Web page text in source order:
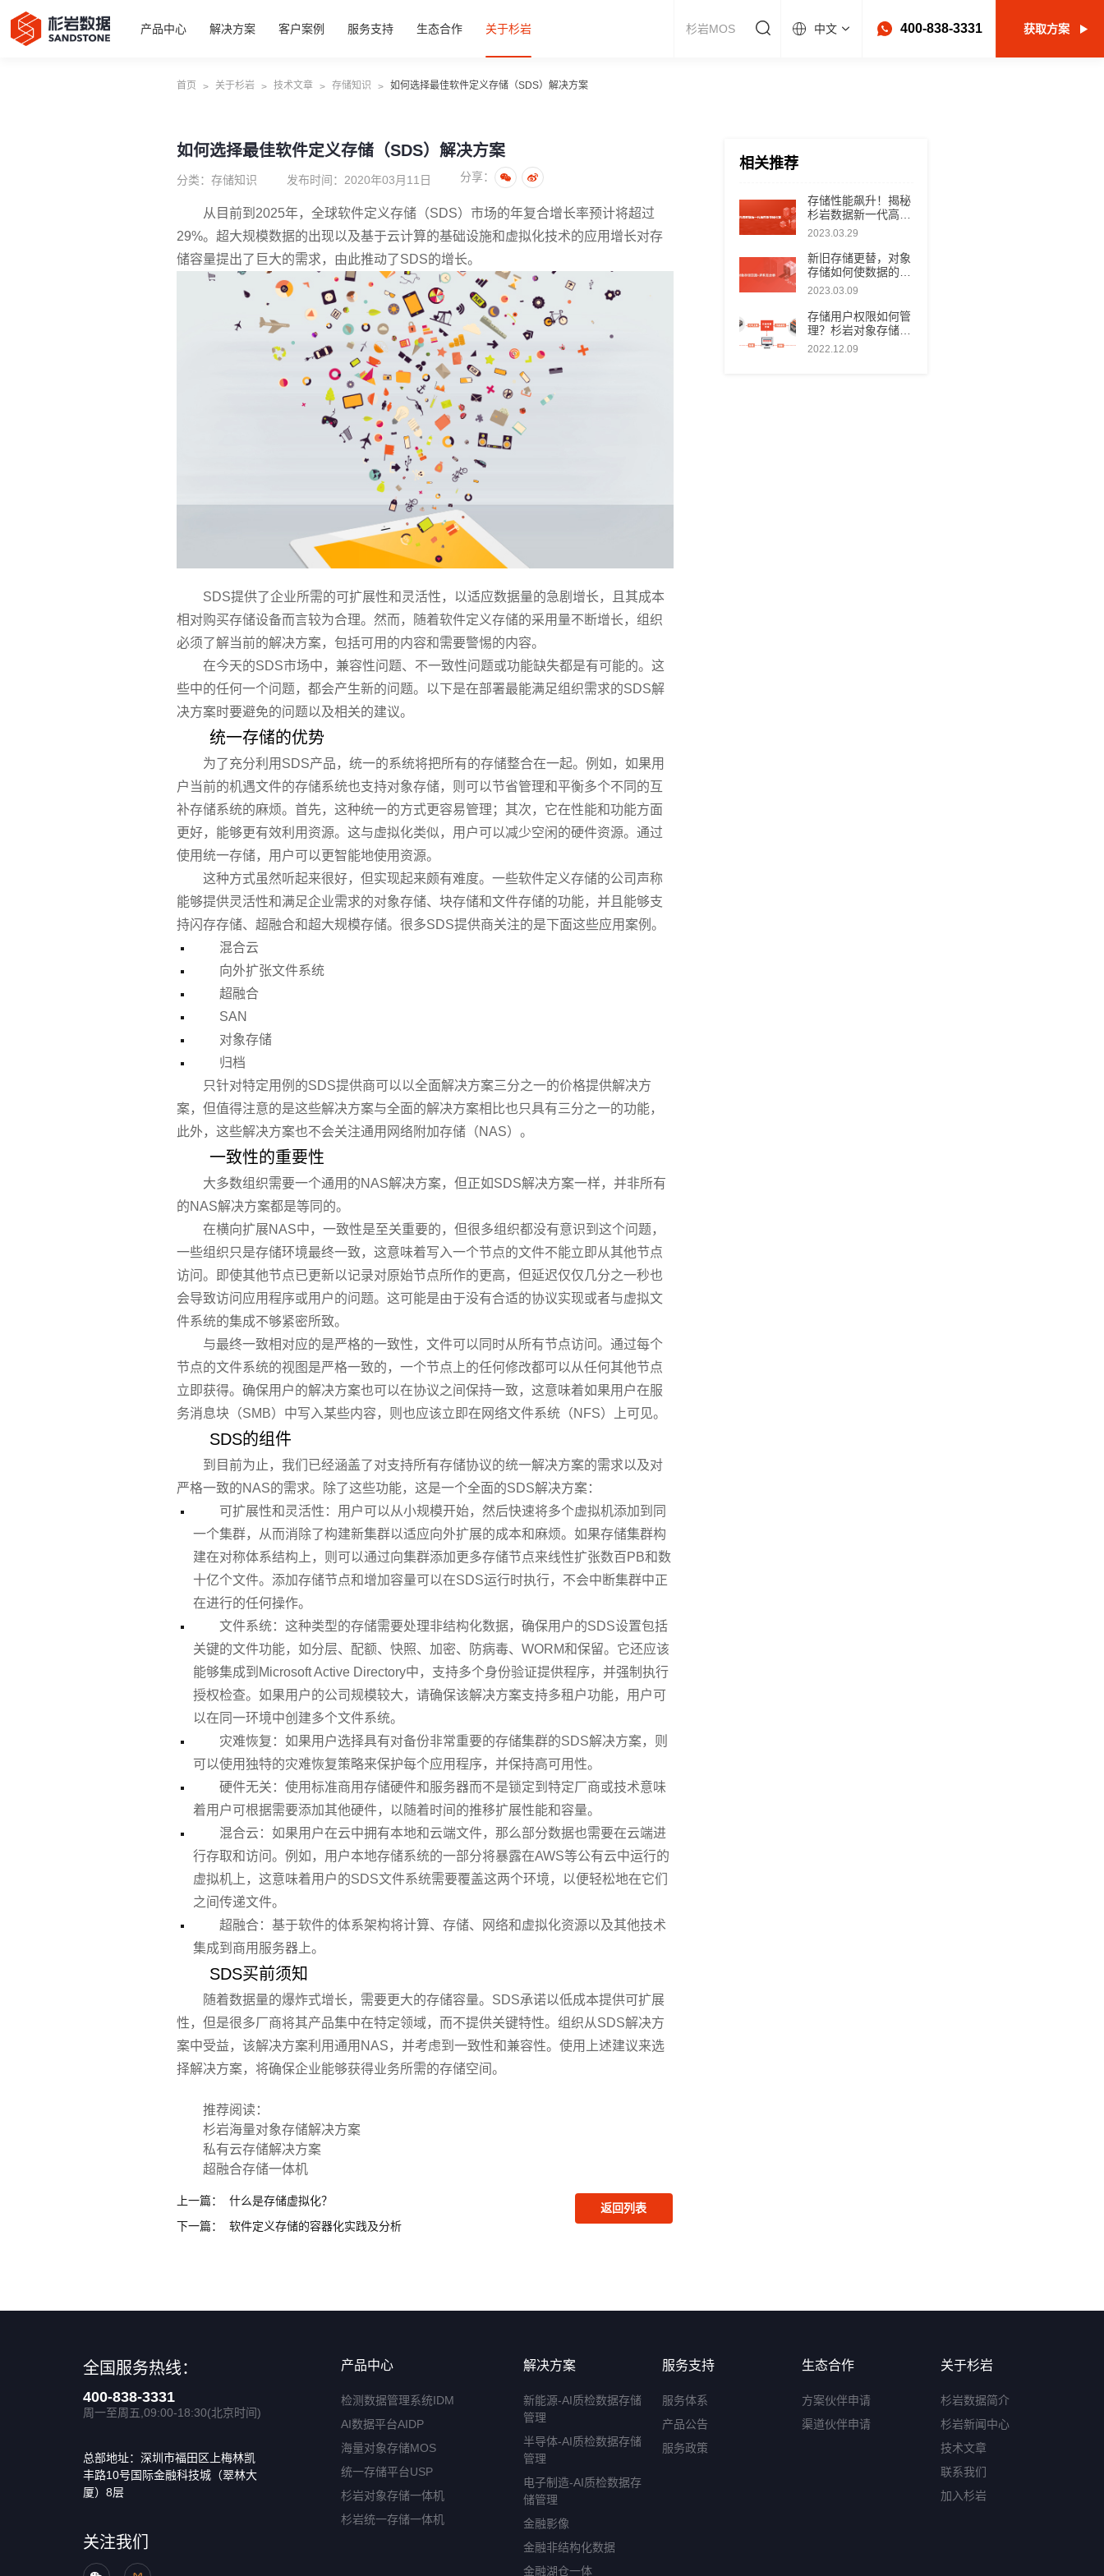
产品中心 解决方案 客户案例 服务支持 生态合作 关于杉岩 中文 400-838-3331 获取方案
首页 > 关于杉岩 > 技术文章 > 存储知识 > 如何选择最佳软件定义存储（SDS）解决方案
如何选择最佳软件定义存储（SDS）解决方案
分类：存储知识 发布时间：2020年03月11日 分享：
从目前到2025年，全球软件定义存储（SDS）市场的年复合增长率预计将超过
29%。超大规模数据的出现以及基于云计算的基础设施和虚拟化技术的应用增长对存
储容量提出了巨大的需求，由此推动了SDS的增长。
SDS提供了企业所需的可扩展性和灵活性，以适应数据量的急剧增长，且其成本
相对购买存储设备而言较为合理。然而，随着软件定义存储的采用量不断增长，组织
必须了解当前的解决方案，包括可用的内容和需要警惕的内容。
在今天的SDS市场中，兼容性问题、不一致性问题或功能缺失都是有可能的。这
些中的任何一个问题，都会产生新的问题。以下是在部署最能满足组织需求的SDS解
决方案时要避免的问题以及相关的建议。
统一存储的优势
为了充分利用SDS产品，统一的系统将把所有的存储整合在一起。例如，如果用
户当前的机遇文件的存储系统也支持对象存储，则可以节省管理和平衡多个不同的互
补存储系统的麻烦。首先，这种统一的方式更容易管理；其次，它在性能和功能方面
更好，能够更有效利用资源。这与虚拟化类似，用户可以减少空闲的硬件资源。通过
使用统一存储，用户可以更智能地使用资源。
这种方式虽然听起来很好，但实现起来颇有难度。一些软件定义存储的公司声称
能够提供灵活性和满足企业需求的对象存储、块存储和文件存储的功能，并且能够支
持闪存存储、超融合和超大规模存储。很多SDS提供商关注的是下面这些应用案例。
混合云
向外扩张文件系统
超融合
SAN
对象存储
归档
只针对特定用例的SDS提供商可以以全面解决方案三分之一的价格提供解决方
案，但值得注意的是这些解决方案与全面的解决方案相比也只具有三分之一的功能，
此外，这些解决方案也不会关注通用网络附加存储（NAS）。
一致性的重要性
大多数组织需要一个通用的NAS解决方案，但正如SDS解决方案一样，并非所有
的NAS解决方案都是等同的。
在横向扩展NAS中，一致性是至关重要的，但很多组织都没有意识到这个问题，
一些组织只是存储环境最终一致，这意味着写入一个节点的文件不能立即从其他节点
访问。即使其他节点已更新以记录对原始节点所作的更高，但延迟仅仅几分之一秒也
会导致访问应用程序或用户的问题。这可能是由于没有合适的协议实现或者与虚拟文
件系统的集成不够紧密所致。
与最终一致相对应的是严格的一致性，文件可以同时从所有节点访问。通过每个
节点的文件系统的视图是严格一致的，一个节点上的任何修改都可以从任何其他节点
立即获得。确保用户的解决方案也可以在协议之间保持一致，这意味着如果用户在服
务消息块（SMB）中写入某些内容，则也应该立即在网络文件系统（NFS）上可见。
SDS的组件
到目前为止，我们已经涵盖了对支持所有存储协议的统一解决方案的需求以及对
严格一致的NAS的需求。除了这些功能，这是一个全面的SDS解决方案：
可扩展性和灵活性：用户可以从小规模开始，然后快速将多个虚拟机添加到同
一个集群，从而消除了构建新集群以适应向外扩展的成本和麻烦。如果存储集群构
建在对称体系结构上，则可以通过向集群添加更多存储节点来线性扩张数百PB和数
十亿个文件。添加存储节点和增加容量可以在SDS运行时执行，不会中断集群中正
在进行的任何操作。
文件系统：这种类型的存储需要处理非结构化数据，确保用户的SDS设置包括
关键的文件功能，如分层、配额、快照、加密、防病毒、WORM和保留。它还应该
能够集成到Microsoft Active Directory中，支持多个身份验证提供程序，并强制执行
授权检查。如果用户的公司规模较大，请确保该解决方案支持多租户功能，用户可
以在同一环境中创建多个文件系统。
灾难恢复：如果用户选择具有对备份非常重要的存储集群的SDS解决方案，则
可以使用独特的灾难恢复策略来保护每个应用程序，并保持高可用性。
硬件无关：使用标准商用存储硬件和服务器而不是锁定到特定厂商或技术意味
着用户可根据需要添加其他硬件，以随着时间的推移扩展性能和容量。
混合云：如果用户在云中拥有本地和云端文件，那么部分数据也需要在云端进
行存取和访问。例如，用户本地存储系统的一部分将暴露在AWS等公有云中运行的
虚拟机上，这意味着用户的SDS文件系统需要覆盖这两个环境，以便轻松地在它们
之间传递文件。
超融合：基于软件的体系架构将计算、存储、网络和虚拟化资源以及其他技术
集成到商用服务器上。
SDS买前须知
随着数据量的爆炸式增长，需要更大的存储容量。SDS承诺以低成本提供可扩展
性，但是很多厂商将其产品集中在特定领域，而不提供关键特性。组织从SDS解决方
案中受益，该解决方案利用通用NAS，并考虑到一致性和兼容性。使用上述建议来选
择解决方案，将确保企业能够获得业务所需的存储空间。
推荐阅读：
杉岩海量对象存储解决方案
私有云存储解决方案
超融合存储一体机
上一篇：
什么是存储虚拟化？
下一篇：
软件定义存储的容器化实践及分析
返回列表
相关推荐
​存储性能飙升！揭秘
杉岩数据新一代高性
能存储引擎
2023.03.29
新旧存储更替，对象
存储如何使数据的访
问和迁移更平滑？
2023.03.09
存储用户权限如何管
理？杉岩对象存储产
品实现数据安全和灵
2022.12.09
全国服务热线：
400-838-3331
周一至周五,09:00-18:30(北京时间)
总部地址：深圳市福田区上梅林凯
丰路10号国际金融科技城（翠林大
厦）8层
关注我们
产品中心
检测数据管理系统IDM
AI数据平台AIDP
海量对象存储MOS
统一存储平台USP
杉岩对象存储一体机
杉岩统一存储一体机
解决方案
新能源-AI质检数据存储
管理
半导体-AI质检数据存储
管理
电子制造-AI质检数据存
储管理
金融影像
金融非结构化数据
金融湖仓一体
服务支持
服务体系
产品公告
服务政策
生态合作
方案伙伴申请
渠道伙伴申请
关于杉岩
杉岩数据简介
杉岩新闻中心
技术文章
联系我们
加入杉岩